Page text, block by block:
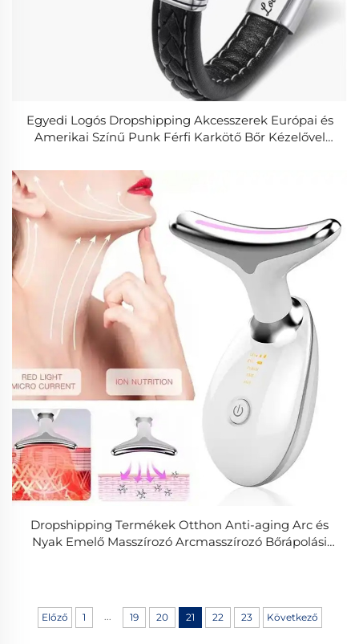
Egyedi Logós Dropshipping Akcesszerek Európai és
Amerikai Színű Punk Férfi Karkötő Bőr Kézelővel
Dropshipping Termékek Otthon Anti-aging Arc és
Nyak Emelő Masszírozó Arcmasszírozó Bőrápolási
Előző 1 19 20 21 22 23 Következő